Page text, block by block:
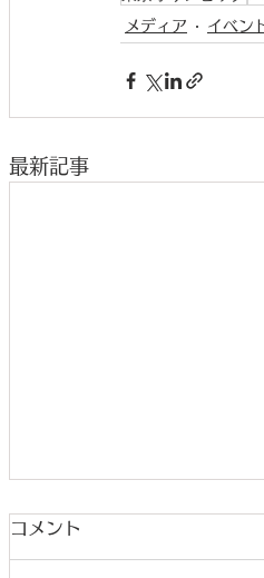
メディア イベン
最新記事
コメント